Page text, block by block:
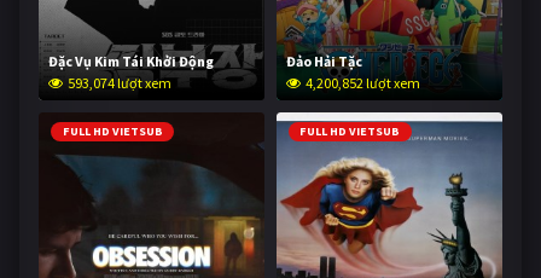
Đặc Vụ Kim Tái Khởi Động
593,074 lượt xem
Đảo Hải Tặc
4,200,852 lượt xem
FULL HD VIETSUB FULL HD VIETSUB